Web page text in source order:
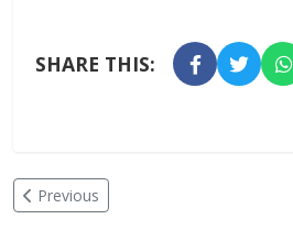
SHARE THIS:
Previous